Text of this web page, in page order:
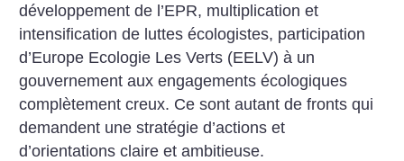
développement de l’EPR, multiplication et
intensification de luttes écologistes, participation
d’Europe Ecologie Les Verts (EELV) à un
gouvernement aux engagements écologiques
complètement creux. Ce sont autant de fronts qui
demandent une stratégie d’actions et
d’orientations claire et ambitieuse.